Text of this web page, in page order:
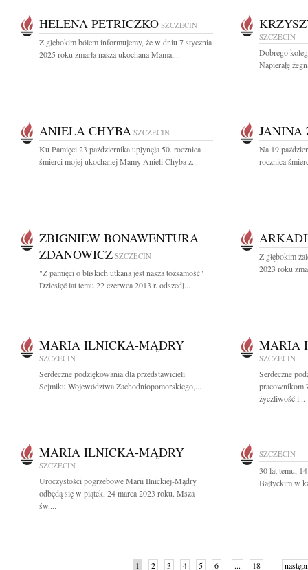
HELENA PETRICZKO SZCZECIN
Z głębokim bólem informujemy, że w dniu 7 stycznia
2025 roku zmarła nasza ukochana Mama,...
SZCZECIN
Dobrego
Napierałę
ANIELA CHYBA SZCZECIN
Ku Pamięci 23 października upłynęła 50. rocznica
śmierci mojej ukochanej Mamy Anieli Chyba z...
JANINA
Na 19
rocznica
ZBIGNIEW BONAWENTURA
ZDANOWICZ SZCZECIN
"Z pamięci o bliskich utkana jest nasza tożsamość"
Dziesięć lat temu 22 czerwca 2013 r. odszedł...
Z głębokim
2023 roku
MARIA ILNICKA-MĄDRY
SZCZECIN
Serdeczne podziękowania dla przedstawicieli
Sejmiku Województwa Zachodniopomorskiego,...
MARIA
SZCZECIN
Serdeczne
pracownikom
życzliwość i...
MARIA ILNICKA-MĄDRY
SZCZECIN
Uroczystości pogrzebowe Marii Ilnickiej-Mądry
odbędą się w piątek, 24 marca 2023 roku. Msza
św....
SZCZECIN
30 lat temu,
Bałtyckim w
1 2 3 4 5 6 ... 18